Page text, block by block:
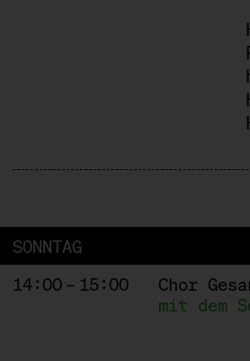
SONNTAG
14:00 – 15:00
Chor
mit dem